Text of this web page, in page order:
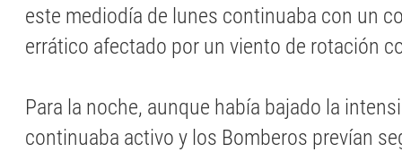
este mediodía de lunes continuaba con un
errático afectado por un viento de rotación
Para la noche, aunque había bajado la
continuaba activo y los Bomberos prevían